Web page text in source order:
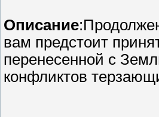
Описание
вам предстоит
перенесенной с
конфликтов